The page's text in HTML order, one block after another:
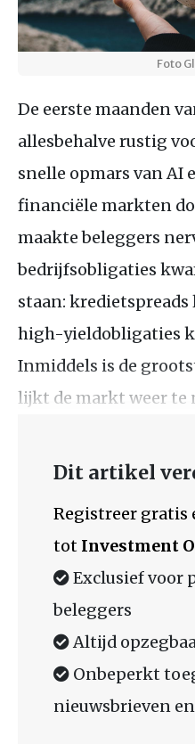
Foto
De eerste maanden
allesbehalve rustig
snelle opmars van AI
financiële markten
maakte beleggers
bedrijfsobligaties
staan:
high-yieldobligaties
Inmiddels is de
lijkt de markt weer te
Dit artikel
Registreer gratis
tot Investment
Exclusief voor
beleggers
Altijd
Onbeperkt
nieuwsbrieven